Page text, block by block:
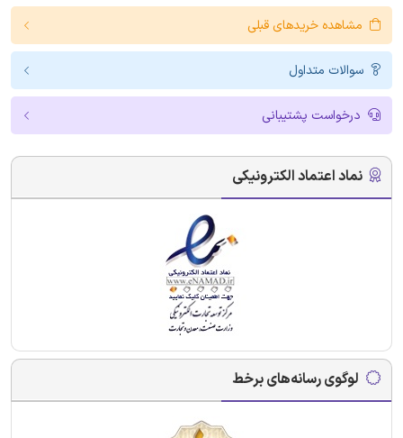
مشاهده خریدهای قبلی
سوالات متداول
درخواست پشتیبانی
نماد اعتماد الکترونیکی
لوگوی رسانه‌های برخط